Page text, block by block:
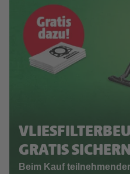
GRATIS
Beim Kauf